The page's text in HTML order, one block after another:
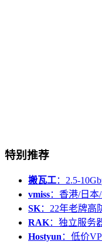
特别推荐
搬瓦工：2.5-
vmiss：香港/日
SK：22年老牌高
RAK：独立服务
Hostyun ：低价